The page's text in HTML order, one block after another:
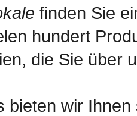
finden Sie
hundert
die Sie über
bieten wir